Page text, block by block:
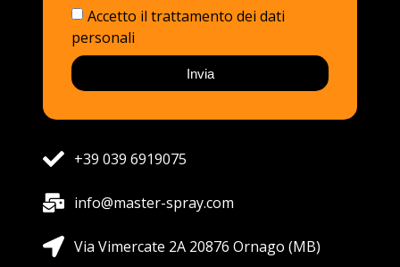
Accetto il trattamento dei dati
personali
Invia
+39 039 6919075
info@master-spray.com
Via Vimercate 2A 20876 Ornago (MB)